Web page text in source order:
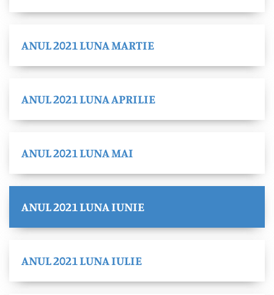
ANUL 2021 LUNA MARTIE
ANUL 2021 LUNA APRILIE
ANUL 2021 LUNA MAI
ANUL 2021 LUNA IUNIE
ANUL 2021 LUNA IULIE